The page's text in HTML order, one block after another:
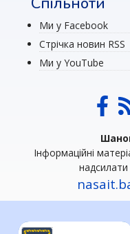
Ми у Facebook
Стрічка новин RSS
Ми у YouTube
Інформаційні